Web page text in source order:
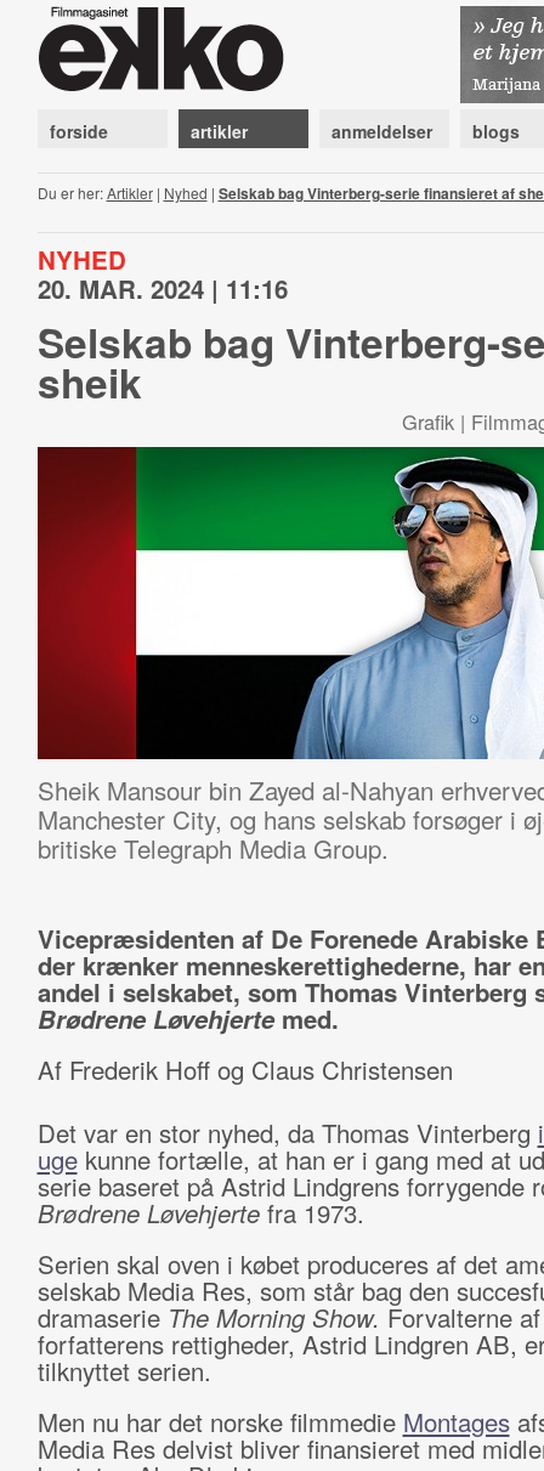
forside artikler anmeldelser blogs
Du er her:Artikler| Nyhed | Selskab bag Vinterberg-serie finansieret af
NYHED
20. MAR. 2024 | 11:16
Selskab bag Vinterberg-
sheik
Grafik |
Sheik Mansour bin Zayed al-Nahyan
Manchester City, og hans selskab forsøger i
britiske Telegraph Media Group.
Vicepræsidenten af De Forenede Arabiske
der krænker menneskerettighederne, har
andel i selskabet, som Thomas Vinterberg
Brødrene Løvehjerte med.
Af Frederik Hoff og Claus Christensen
Det var en stor nyhed, da Thomas Vinterberg
ugekunne fortælle, at han er i gang med at
serie baseret på Astrid Lindgrens forrygende
Brødrene Løvehjerte fra 1973.
Serien skal oven i købet produceres af det
selskab Media Res, som står bag den
dramaserie The Morning Show. Forvalterne af
forfatterens rettigheder, Astrid Lindgren AB,
tilknyttet serien.
Men nu har det norske filmmedie Montages
Media Res delvist bliver finansieret med